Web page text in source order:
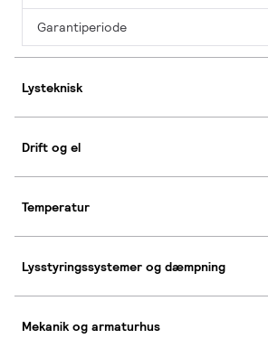
Garantiperiode
Lysteknisk
Drift og el
Temperatur
Lysstyringssystemer og dæmpning
Mekanik og armaturhus